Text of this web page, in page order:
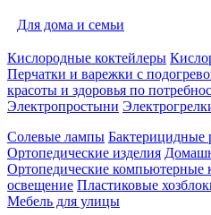
Для дома и семьи
Кислородные коктейлеры
Перчатки и варежки с
красоты и здоровья по
Электропростыни
Солевые лампы Бактерицидные
Ортопедические изделия
Ортопедические компьютерные
освещение Пластиковые
Мебель для улицы